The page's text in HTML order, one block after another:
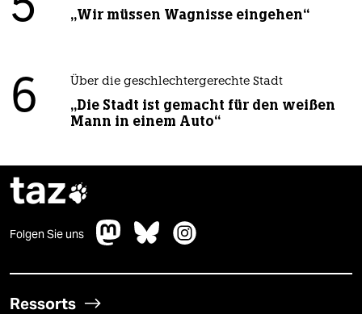
„Wir müssen Wagnisse eingehen“
6 Über die geschlechtergerechte Stadt
„Die Stadt ist gemacht für den weißen
Mann in einem Auto“
taz
Folgen Sie uns
Ressorts